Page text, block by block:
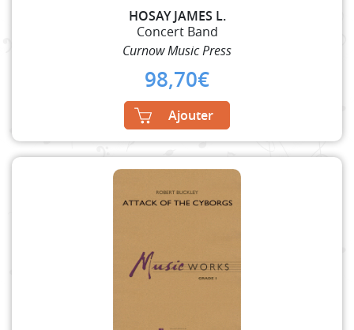
HOSAY JAMES L.
Concert Band
Curnow Music Press
98,70€
Ajouter